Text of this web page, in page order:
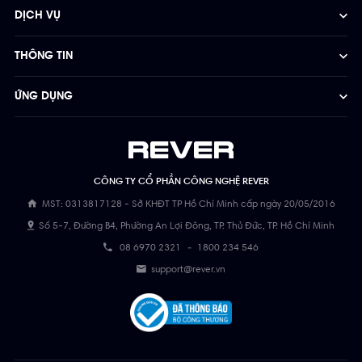
CÔNG TY CỔ PHẦN CÔNG NGHỆ REVER
MST: 0313817128 - Sở KHĐT TP Hồ Chí Minh cấp ngày 20/05/2016
Số 5-7, Đường B4, Phường An Lợi Đông, TP. Thủ Đức, TP. Hồ Chí Minh
08 6970 2321 - 1800 234 546
support@rever.vn
DỊCH VỤ
THÔNG TIN
ỨNG DỤNG